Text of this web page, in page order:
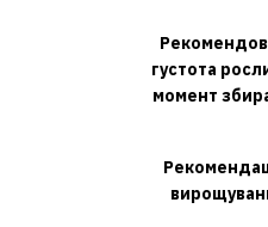
густота
момент